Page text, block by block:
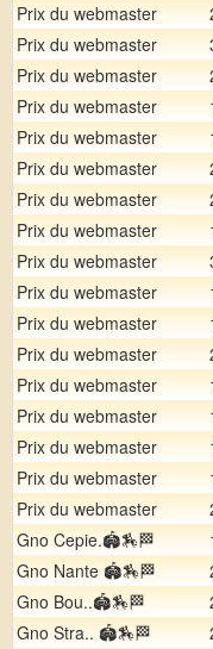
Prix du webmaster
Prix du webmaster
Prix du webmaster
Prix du webmaster
Prix du webmaster
Prix du webmaster
Prix du webmaster
Prix du webmaster
Prix du webmaster
Prix du webmaster
Prix du webmaster
Prix du webmaster
Prix du webmaster
Prix du webmaster
Prix du webmaster
Prix du webmaster
Prix du webmaster
Gno Cepie.🏟️​🏇​🏁​
Gno Nante 🏟️​🏇​🏁​
Gno Bou..​🏟️​🏇​🏁​
Gno Stra.. 🏟️​🏇​🏁